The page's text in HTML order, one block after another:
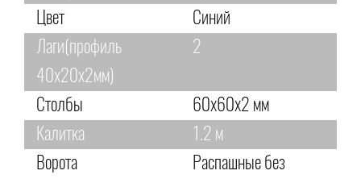
Цвет
Синий
Лаги(профиль
40х20х2мм)
2
Столбы
60х60х2 мм
Калитка
1.2 м
Ворота
Распашные без